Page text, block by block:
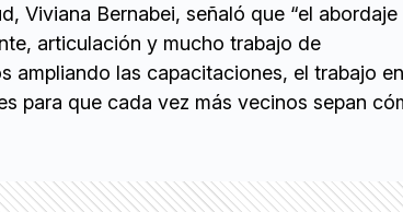
Viviana Bernabei, señaló que “el abordaje
articulación y mucho trabajo de
ampliando las capacitaciones, el trabajo en
para que cada vez más vecinos sepan